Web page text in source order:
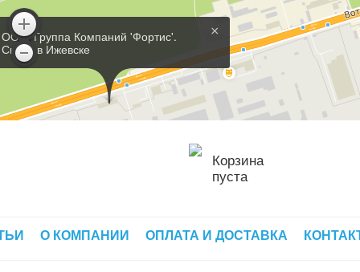
×
ООО 'Группа Компаний 'Фортис'.
Склад в Ижевске
Корзина
пуста
О КОМПАНИИ ОПЛАТА И ДОСТАВКА